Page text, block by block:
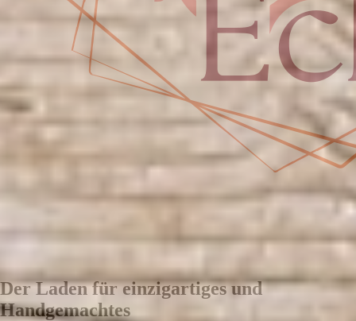
Der Laden für einzigartiges und
Handgemachtes